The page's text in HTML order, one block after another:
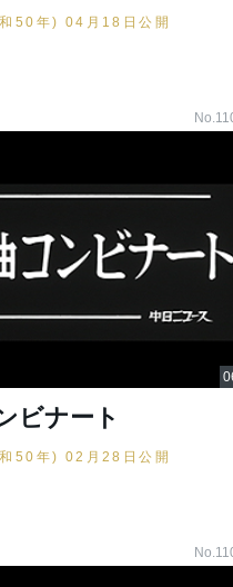
50年) 04月18日公開
ビナート
50年) 02月28日公開